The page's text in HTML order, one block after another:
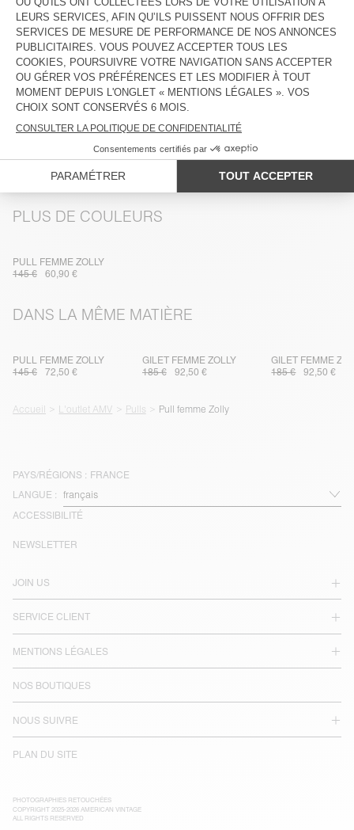
DESCRIPTION
TAILLE ET COUPE
COMPOSITION
ENTRETIEN
TRAÇABILITÉ
LIVRAISON ET RETOURS
PLUS DE COULEURS
PULL FEMME ZOLLY
145 €
60,90 €
DANS LA MÊME MATIÈRE
PULL FEMME ZOLLY
145 €
72,50 €
GILET FEMME ZOLLY
185 €
92,50 €
GILET FEMME
185 €
92,50 €
Accueil L'outlet AMV Pulls Pull femme Zolly
PAYS/RÉGIONS : FRANCE
LANGUE :
ACCESSIBILITÉ
JOIN US
SERVICE CLIENT
MENTIONS LÉGALES
NOS BOUTIQUES
NOUS SUIVRE
PLAN DU SITE
NEWSLETTER
PHOTOGRAPHIES RETOUCHÉES
COPYRIGHT 2025-2026 AMERICAN VINTAGE
ALL RIGHTS RESERVED